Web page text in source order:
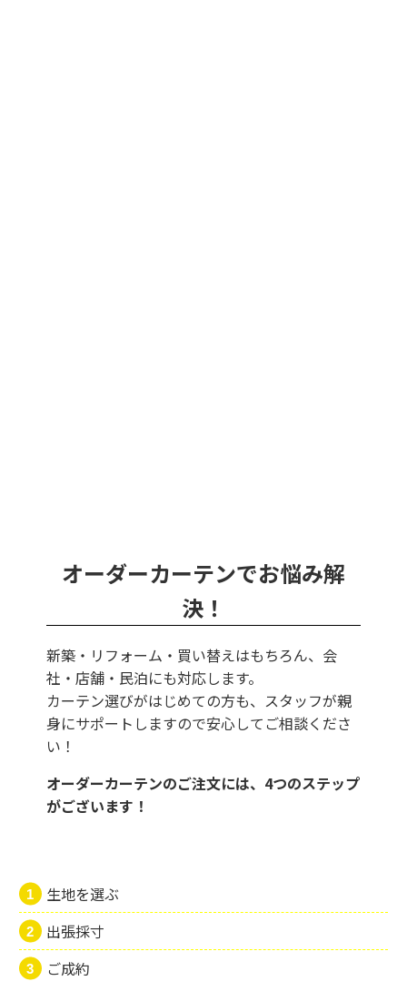
オーダーカーテンでお悩み解
決！
新築・リフォーム・買い替えはもちろん、会
社・店舗・民泊にも対応します。
カーテン選びがはじめての方も、スタッフが親
身にサポートしますので安心してご相談くださ
い！
オーダーカーテンのご注文には、4つのステップ
がございます！
生地を選ぶ
出張採寸
ご成約